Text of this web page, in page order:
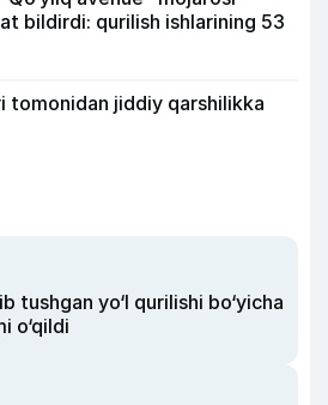
bildirdi: qurilish ishlarining 53
tomonidan jiddiy qarshilikka
tushgan yo‘l qurilishi bo‘yicha
o‘qildi